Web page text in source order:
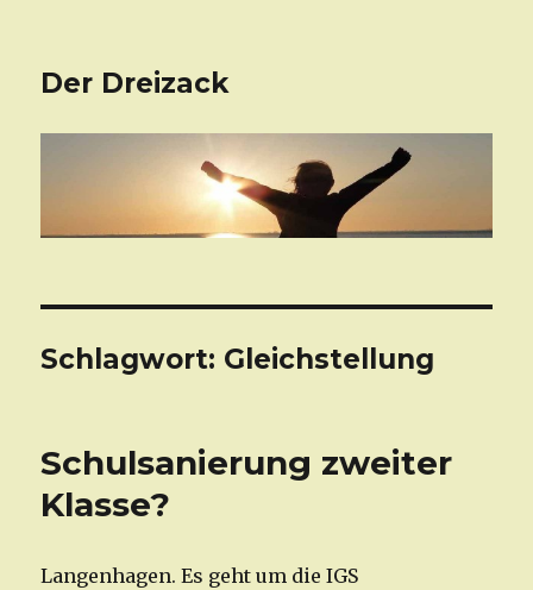
Der Dreizack
Schlagwort: Gleichstellung
Schulsanierung zweiter
Klasse?
Langenhagen. Es geht um die IGS